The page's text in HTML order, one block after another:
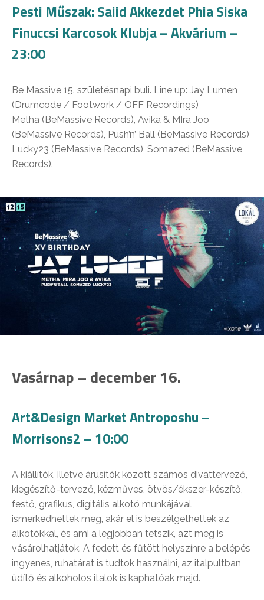
Pesti Műszak: Saiid Akkezdet Phia Siska
Finuccsi Karcosok Klubja – Akvárium –
23:00
Be Massive 15. születésnapi buli. Line up: Jay Lumen
(Drumcode / Footwork / OFF Recordings)
Metha (BeMassive Records), Avika & MIra Joo
(BeMassive Records), Push’n’ Ball (BeMassive Records)
Lucky23 (BeMassive Records), Somazed (BeMassive
Records).
Vasárnap – december 16.
Art&Design Market Antroposhu –
Morrisons2 – 10:00
A kiállítók, illetve árusítók között számos divattervező,
kiegészítő-tervező, kézműves, ötvös/ékszer-készítő,
festő, grafikus, digitális alkotó munkájával
ismerkedhettek meg, akár el is beszélgethettek az
alkotókkal, és ami a legjobban tetszik, azt meg is
vásárolhatjátok. A fedett és fűtött helyszínre a belépés
ingyenes, ruhatárat is tudtok használni, az italpultban
üdítő és alkoholos italok is kaphatóak majd.